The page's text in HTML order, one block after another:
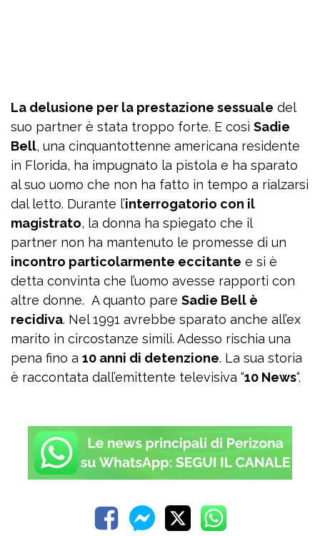
La delusione per la prestazione sessuale del
suo partner è stata troppo forte. E così Sadie
Bell, una cinquantottenne americana residente
in Florida, ha impugnato la pistola e ha sparato
al suo uomo che non ha fatto in tempo a rialzarsi
dal letto. Durante l’interrogatorio con il
magistrato, la donna ha spiegato che il
partner non ha mantenuto le promesse di un
incontro particolarmente eccitante e si è
detta convinta che l’uomo avesse rapporti con
altre donne. A quanto pare Sadie Bell è
recidiva. Nel 1991 avrebbe sparato anche all’ex
marito in circostanze simili. Adesso rischia una
pena fino a 10 anni di detenzione. La sua storia
è raccontata dall’emittente televisiva “10 News“.